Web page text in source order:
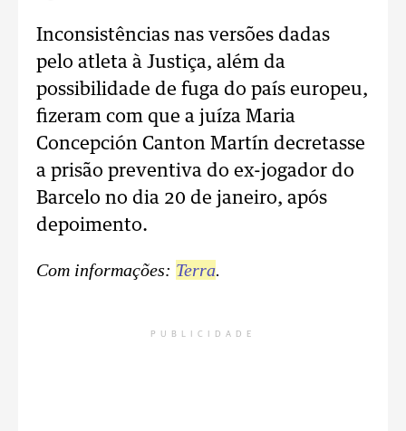
Inconsistências nas versões dadas
pelo atleta à Justiça, além da
possibilidade de fuga do país europeu,
fizeram com que a juíza Maria
Concepción Canton Martín decretasse
a prisão preventiva do ex-jogador do
Barcelo no dia 20 de janeiro, após
depoimento.
Com informações: Terra.
PUBLICIDADE